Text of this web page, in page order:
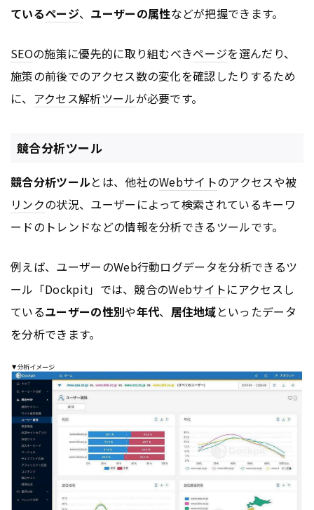
ているページ、 ユーザーの属性などが把握できます。
SEOの施策に優先的に取り組むべきページを選んだり、
施策の前後でのアクセス数の変化を確認したりするため
に、 アクセス解析ツールが必要です。
競合分析ツール
競合分析ツールとは、他社のWebサイトのアクセスや被
リンクの状況、ユーザーによって検索されているキーワ
ードのトレンドなどの情報を分析できるツールです。
例えば、ユーザーのWeb行動ログデータを分析できるツ
ール「Dockpit」では、競合のWebサイトにアクセスし
ているユーザーの性別や年代、 居住地域といったデータ
を分析できます。